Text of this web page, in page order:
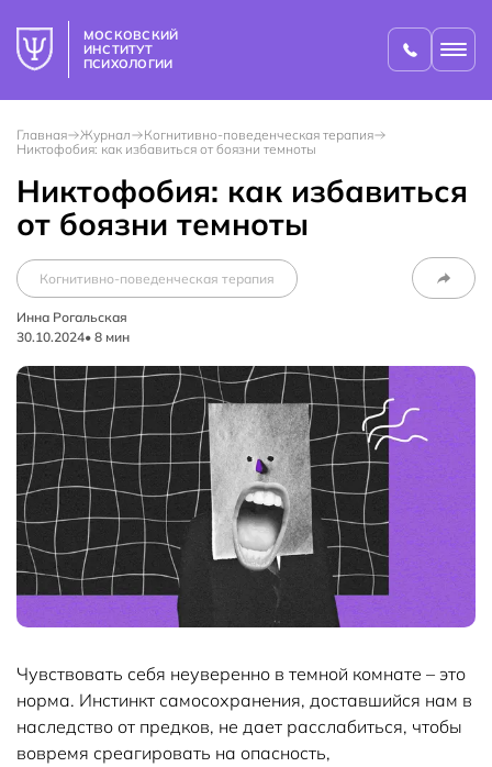
МОСКОВСКИЙ
ИНСТИТУТ
ПСИХОЛОГИИ
Главная Журнал
Когнитивно-поведенческая терапия
Никтофобия: как избавиться от боязни темноты
Никтофобия: как избавиться
от боязни темноты
Инна Рогальская
30.10.2024• 8 мин
Когнитивно-поведенческая терапия
Чувствовать себя неуверенно в темной комнате – это
норма. Инстинкт самосохранения, доставшийся нам в
наследство от предков, не дает расслабиться, чтобы
вовремя среагировать на опасность,